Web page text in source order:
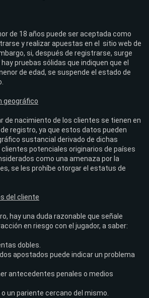
de 18 años puede ser aceptada como
y realizar apuestas en el sitio web de
si, después de registrarse, surge
pruebas sólidas que indiquen que el
de edad, se suspende el estado de
geográfico
de nacimiento de los clientes se tienen en
registro, ya que estos datos pueden
sustancial derivado de dichas
potenciales originarios de países
como una amenaza por la
se les prohíbe otorgar el estatus de
del cliente
hay una duda razonable que señale
en riesgo con el jugador, a saber:
dobles.
apostados puede indicar un problema
antecedentes penales o medios
o un pariente cercano del mismo.